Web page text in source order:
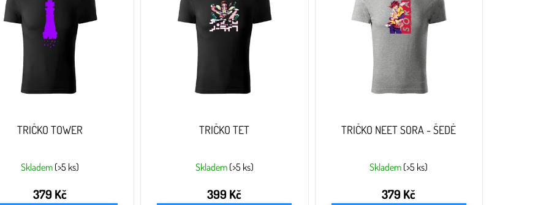
TRIČKO TOWER
Skladem (>5 ks)
379 Kč
TRIČKO TET
Skladem (>5 ks)
399 Kč
TRIČKO NEET SORA - ŠEDÉ
Skladem (>5 ks)
379 Kč